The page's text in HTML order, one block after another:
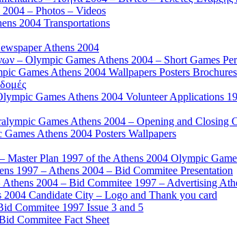
– Photos – Videos
2004 Transportations
Athens 2004
– Olympic Games Athens 2004 – Short Games
Games Athens 2004 Wallpapers Posters Brochures
Games Athens 2004 Volunteer Applications
Games Athens 2004 – Opening and Closing
Athens 2004 Posters Wallpapers
Master Plan 1997 of the Athens 2004 Olympic
1997 – Athens 2004 – Bid Commitee Presentation
Athens 2004 – Bid Commitee 1997 – Advertising
Candidate City – Logo and Thank you card
Commitee 1997 Issue 3 and 5
Commitee Fact Sheet